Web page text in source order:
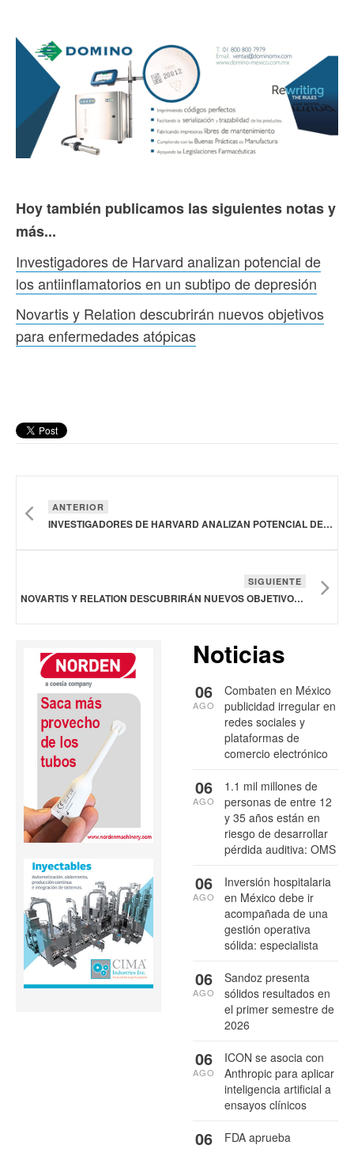
Hoy también publicamos las siguientes notas y
más...
Investigadores de Harvard analizan potencial de
los antiinflamatorios en un subtipo de depresión
Novartis y Relation descubrirán nuevos objetivos
para enfermedades atópicas
ANTERIOR
INVESTIGADORES DE HARVARD ANALIZAN POTENCIAL DE LOS ANTIINFLAMATORIOS EN UN SUBTIPO DE DEPRESIÓN
SIGUIENTE
NOVARTIS Y RELATION DESCUBRIRÁN NUEVOS OBJETIVOS PARA ENFERMEDADES ATÓPICAS
Noticias
Combaten en México
publicidad irregular en
redes sociales y
plataformas de
comercio electrónico
06
AGO
1.1 mil millones de
personas de entre 12
y 35 años están en
riesgo de desarrollar
pérdida auditiva: OMS
06
AGO
Inversión hospitalaria
en México debe ir
acompañada de una
gestión operativa
sólida: especialista
06
AGO
Sandoz presenta
sólidos resultados en
el primer semestre de
2026
06
AGO
ICON se asocia con
Anthropic para aplicar
inteligencia artificial a
ensayos clínicos
06
AGO
FDA aprueba
06